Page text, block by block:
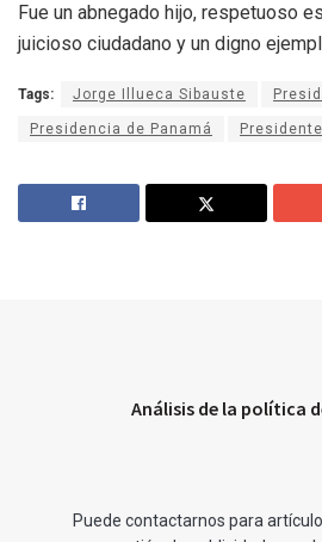
Fue un abnegado hijo, respetuoso
juicioso ciudadano y un digno
Tags: Jorge Illueca Sibauste
Presidencia de Panamá
Análisis de la política
Puede contactarnos para